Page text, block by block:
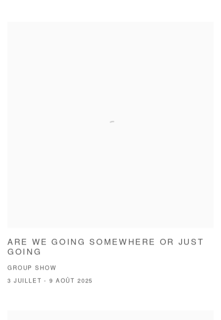
ARE WE GOING SOMEWHERE OR JUST
GOING
GROUP SHOW
3 JUILLET - 9 AOÛT 2025